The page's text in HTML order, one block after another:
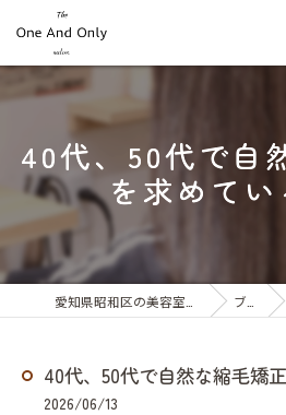
40代、50代で自
を求めて
ブログ
40代、50代で自然な縮毛矯
2026/06/13